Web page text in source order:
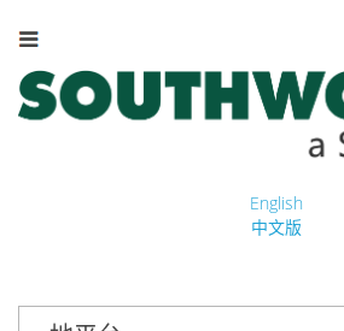
English
中文版